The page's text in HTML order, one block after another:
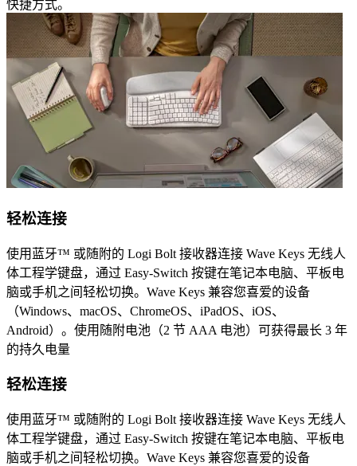
快捷方式。
轻松连接
使用蓝牙™ 或随附的 Logi Bolt 接收器连接 Wave Keys 无线人
体工程学键盘，通过 Easy-Switch 按键在笔记本电脑、平板电
脑或手机之间轻松切换。Wave Keys 兼容您喜爱的设备
（Windows、macOS、ChromeOS、iPadOS、iOS、
Android）。使用随附电池（2 节 AAA 电池）可获得最长 3 年
的持久电量
轻松连接
使用蓝牙™ 或随附的 Logi Bolt 接收器连接 Wave Keys 无线人
体工程学键盘，通过 Easy-Switch 按键在笔记本电脑、平板电
脑或手机之间轻松切换。Wave Keys 兼容您喜爱的设备